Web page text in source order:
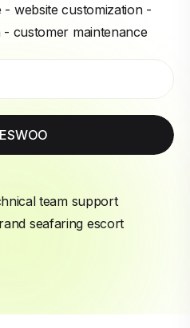
website customization -
customer maintenance
team support
seafaring escort